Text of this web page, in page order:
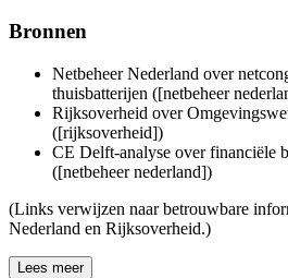
Bronnen
Netbeheer Nederland over
thuisbatterijen ([netbeheer
Rijksoverheid over
([rijksoverheid])
CE Delft-analyse over financiële
([netbeheer nederland])
(Links verwijzen naar betrouwbare
Nederland en Rijksoverheid.)
Lees meer